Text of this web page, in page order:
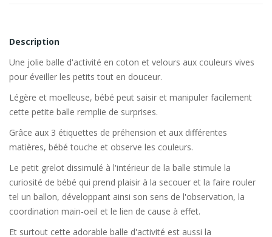
Description
Une jolie balle d'activité en coton et velours aux couleurs vives
pour éveiller les petits tout en douceur.
Légère et moelleuse, bébé peut saisir et manipuler facilement
cette petite balle remplie de surprises.
Grâce aux 3 étiquettes de préhension et aux différentes
matières, bébé touche et observe les couleurs.
Le petit grelot dissimulé à l'intérieur de la balle stimule la
curiosité de bébé qui prend plaisir à la secouer et la faire rouler
tel un ballon, développant ainsi son sens de l'observation, la
coordination main-oeil et le lien de cause à effet.
Et surtout cette adorable balle d'activité est aussi la